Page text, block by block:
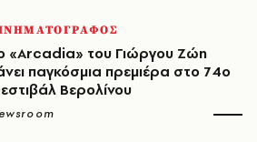
«Arcadia» του Γιώργου Ζώη
παγκόσμια πρεμιέρα στο 74ο
Βερολίνου